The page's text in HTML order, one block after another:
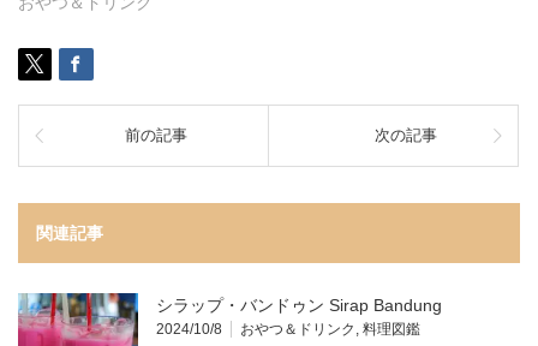
前の記事 次の記事
関連記事
シラップ・バンドゥン Sirap Bandung
2024/10/8 おやつ＆ドリンク 料理図鑑